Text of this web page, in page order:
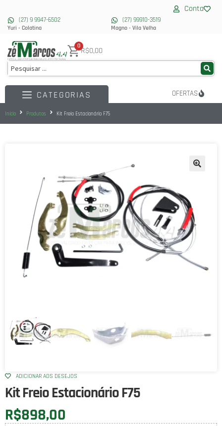
(27) 9 9947-6502
Yuri - Colatina
(27) 99910-3519
Magno - Vila Velha
Conta
0R$0,00
CATEGORIAS OFERTAS
Início Produtos Kit Freio Estacionário F75
ADICIONAR AOS DESEJOS
Kit Freio Estacionário F75
R$898,00